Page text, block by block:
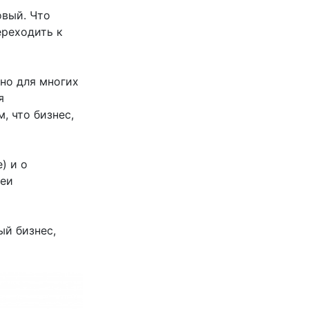
Что
к
для многих
что бизнес,
и о
бизнес,